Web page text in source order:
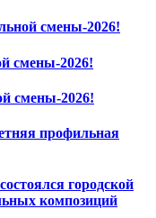
смены-2026!
смены-2026!
смены-2026!
профильная
городской
композиций